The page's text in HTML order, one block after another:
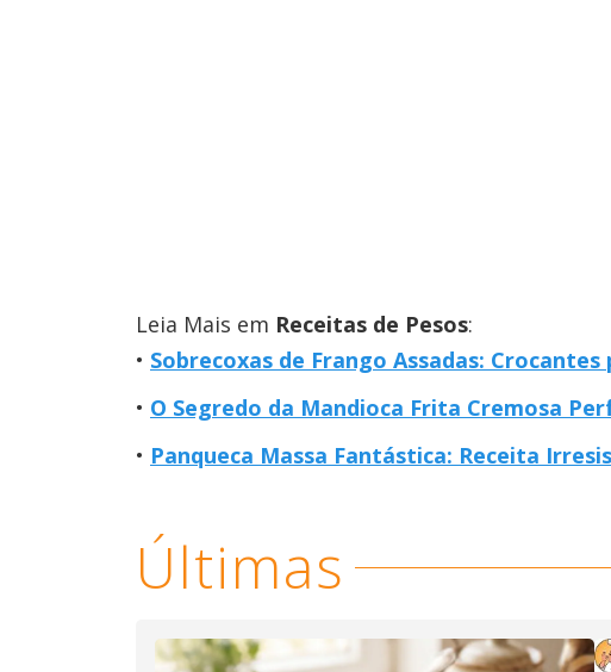
Leia Mais em Receitas de Pesos:
Sobrecoxas de Frango Assadas:
O Segredo da Mandioca Frita Cremosa
Panqueca Massa Fantástica: Receita
Últimas